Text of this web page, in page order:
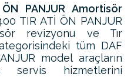
PANJUR Amortisör
TIR ATİ ÖN PANJUR
revizyonu ve Tır
tüm DAF
model araçların
servis hizmetlerini